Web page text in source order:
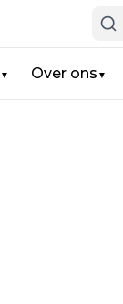
▼ Over ons ▼